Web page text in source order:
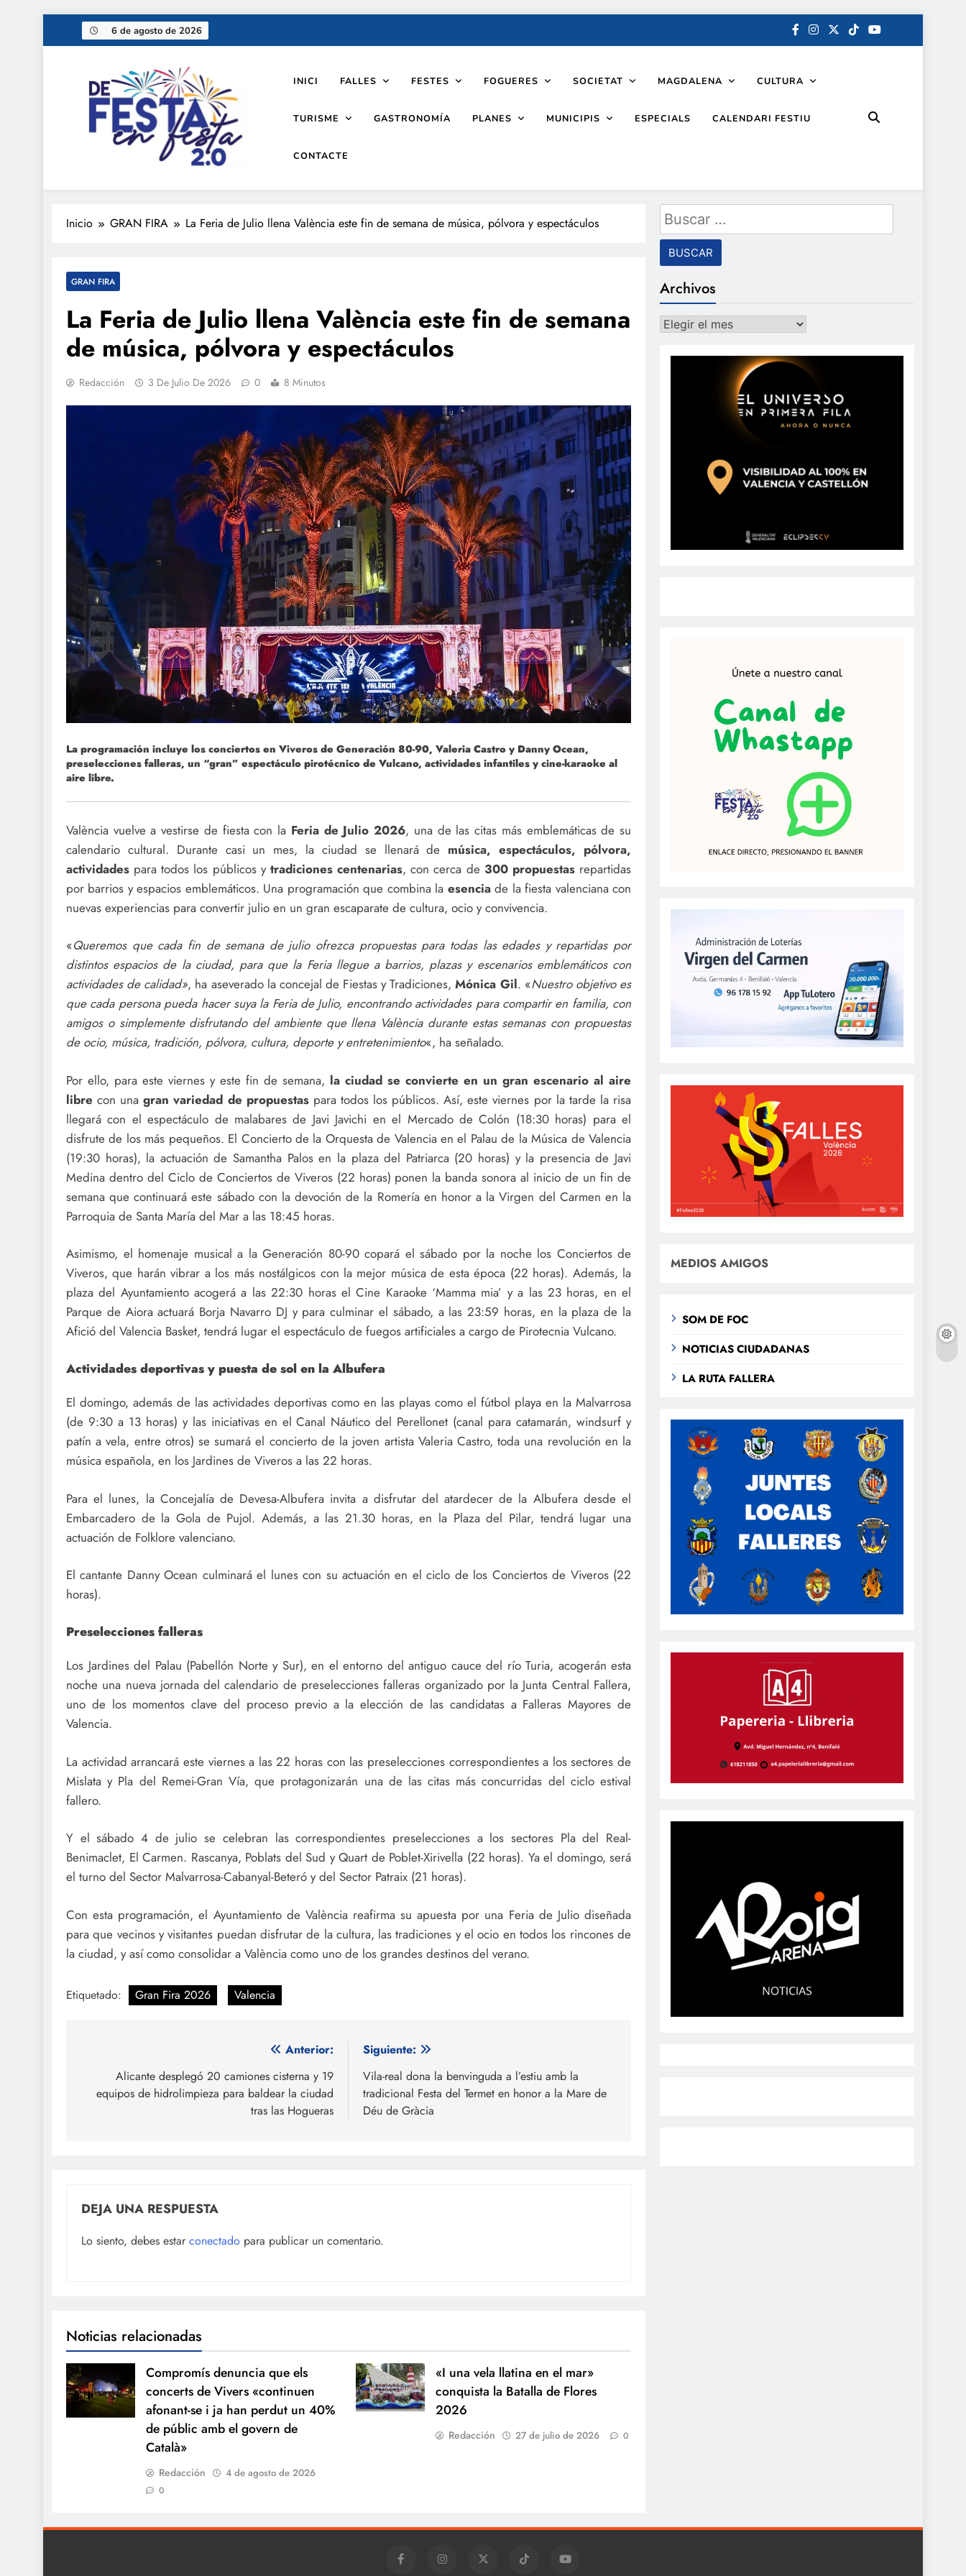
6 de agosto de 2026
De festa en festa 2.0
INICI FALLES FESTES FOGUERES SOCIETAT MAGDALENA CULTURA
TURISME GASTRONOMÍA PLANES MUNICIPIS ESPECIALS CALENDARI FESTIU
CONTACTE
Inicio GRAN FIRA La Feria de Julio llena València este fin de semana de música, pólvora y espectáculos
GRAN FIRA
La Feria de Julio llena València este fin de semana
de música, pólvora y espectáculos
Redacción 3 De Julio De 2026 0 8 Minutos
La programación incluye los conciertos en Viveros de Generación 80-90, Valeria Castro y Danny Ocean,
preselecciones falleras, un “gran” espectáculo pirotécnico de Vulcano, actividades infantiles y cine-karaoke al
aire libre.
València vuelve a vestirse de fiesta con la Feria de Julio 2026, una de las citas más emblemáticas de su
calendario cultural. Durante casi un mes, la ciudad se llenará de música, espectáculos, pólvora,
actividades para todos los públicos y tradiciones centenarias, con cerca de 300 propuestasrepartidas
por barrios y espacios emblemáticos. Una programación que combina la esenciade la fiesta valenciana con
nuevas experiencias para convertir julio en un gran escaparate de cultura, ocio y convivencia.
«Queremos que cada fin de semana de julio ofrezca propuestas para todas las edades y repartidas por
distintos espacios de la ciudad, para que la Feria llegue a barrios, plazas y escenarios emblemáticos con
actividades de calidad», ha aseverado la concejal de Fiestas y Tradiciones,Mónica Gil. «Nuestro objetivo es
que cada persona pueda hacer suya la Feria de Julio, encontrando actividades para compartir en familia, con
amigos o simplemente disfrutando del ambiente que llena València durante estas semanas con propuestas
de ocio, música, tradición, pólvora, cultura, deporte y entretenimiento«, ha señalado.
Por ello, para este viernes y este fin de semana, la ciudad se convierte en un gran escenario al aire
libre con unagran variedad de propuestaspara todos los públicos. Así, este viernes por la tarde la risa
llegará con el espectáculo de malabares de Javi Javichi en el Mercado de Colón (18:30 horas) para el
disfrute de los más pequeños. El Concierto de la Orquesta de Valencia en el Palau de la Música de Valencia
(19:30 horas), la actuación de Samantha Palos en la plaza del Patriarca (20 horas) y la presencia de Javi
Medina dentro del Ciclo de Conciertos de Viveros (22 horas) ponen la banda sonora al inicio de un fin de
semana que continuará este sábado con la devoción de la Romería en honor a la Virgen del Carmen en la
Parroquia de Santa María del Mar a las 18:45 horas.
Asimismo, el homenaje musical a la Generación 80-90 copará el sábado por la noche los Conciertos de
Viveros, que harán vibrar a los más nostálgicos con la mejor música de esta época (22 horas). Además, la
plaza del Ayuntamiento acogerá a las 22:30 horas el Cine Karaoke ‘Mamma mia’ y a las 23 horas, en el
Parque de Aiora actuará Borja Navarro DJ y para culminar el sábado, a las 23:59 horas, en la plaza de la
Afició del Valencia Basket, tendrá lugar el espectáculo de fuegos artificiales a cargo de Pirotecnia Vulcano.
Actividades deportivas y puesta de sol en la Albufera
El domingo, además de las actividades deportivas como en las playas como el fútbol playa en la Malvarrosa
(de 9:30 a 13 horas) y las iniciativas en el Canal Náutico del Perellonet (canal para catamarán, windsurf y
patín a vela, entre otros) se sumará el concierto de la joven artista Valeria Castro, toda una revolución en la
música española, en los Jardines de Viveros a las 22 horas.
Para el lunes, la Concejalía de Devesa-Albufera invita a disfrutar del atardecer de la Albufera desde el
Embarcadero de la Gola de Pujol. Además, a las 21.30 horas, en la Plaza del Pilar, tendrá lugar una
actuación de Folklore valenciano.
El cantante Danny Ocean culminará el lunes con su actuación en el ciclo de los Conciertos de Viveros (22
horas).
Preselecciones falleras
Los Jardines del Palau (Pabellón Norte y Sur), en el entorno del antiguo cauce del río Turia, acogerán esta
noche una nueva jornada del calendario de preselecciones falleras organizado por la Junta Central Fallera,
uno de los momentos clave del proceso previo a la elección de las candidatas a Falleras Mayores de
Valencia.
La actividad arrancará este viernes a las 22 horas con las preselecciones correspondientes a los sectores de
Mislata y Pla del Remei-Gran Vía, que protagonizarán una de las citas más concurridas del ciclo estival
fallero.
Y el sábado 4 de julio se celebran las correspondientes preselecciones a los sectores Pla del Real-
Benimaclet, El Carmen. Rascanya, Poblats del Sud y Quart de Poblet-Xirivella (22 horas). Ya el domingo, será
el turno del Sector Malvarrosa-Cabanyal-Beteró y del Sector Patraix (21 horas).
Con esta programación, el Ayuntamiento de València reafirma su apuesta por una Feria de Julio diseñada
para que vecinos y visitantes puedan disfrutar de la cultura, las tradiciones y el ocio en todos los rincones de
la ciudad, y así como consolidar a València como uno de los grandes destinos del verano.
Etiquetado: Gran Fira 2026 Valencia
entradas
Anterior:
Alicante desplegó 20 camiones cisterna y 19
equipos de hidrolimpieza para baldear la ciudad
tras las Hogueras
Siguiente:
Vila-real dona la benvinguda a l’estiu amb la
tradicional Festa del Termet en honor a la Mare de
Déu de Gràcia
DEJA UNA RESPUESTA
Lo siento, debes estar conectado para publicar un comentario.
Noticias relacionadas
Compromís denuncia que els
concerts de Vivers «continuen
afonant-se i ja han perdut un 40%
de públic amb el govern de
Català»
Redacción 4 de agosto de 2026
0
«I una vela llatina en el mar»
conquista la Batalla de Flores
2026
Redacción 27 de julio de 2026 0
Buscar:
Archivos
Archivos
MEDIOS AMIGOS
SOM DE FOC
NOTICIAS CIUDADANAS
LA RUTA FALLERA